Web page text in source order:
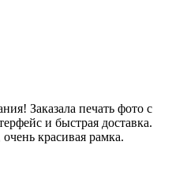
Заказала печать фото с
и быстрая доставка.
очень красивая рамка.